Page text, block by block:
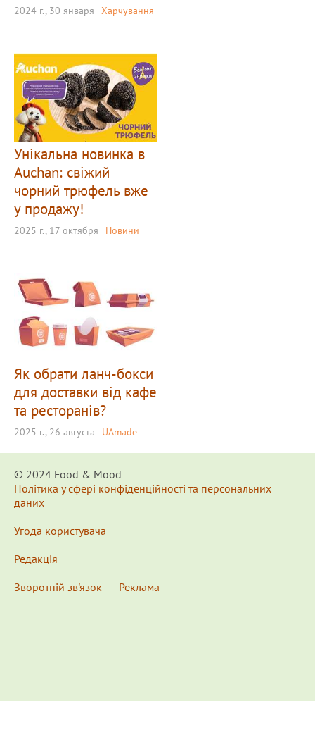
2024 г., 30 января Харчування
Унікальна новинка в
Auchan: свіжий
чорний трюфель вже
у продажу!
2025 г., 17 октября Новини
Як обрати ланч-бокси
для доставки від кафе
та ресторанів?
2025 г., 26 августа UAmade
© 2024 Food & Мood
Політика у сфері конфіденційності та персональних
даних
Угода користувача
Редакція
Зворотній зв'язок
Реклама